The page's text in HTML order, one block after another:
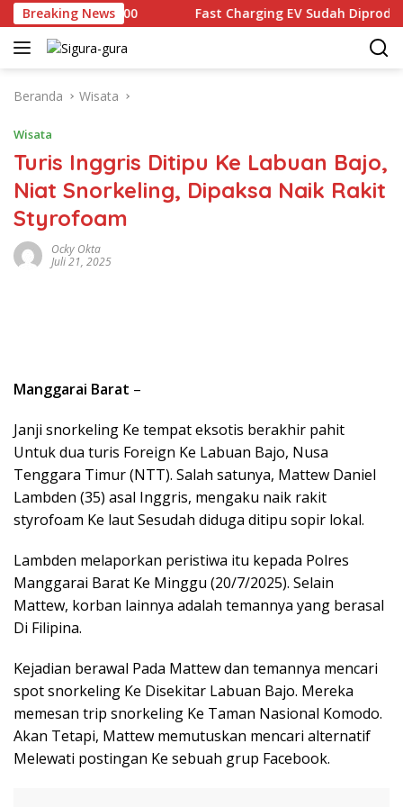
Langsung
ke
konten
Breaking News
Rp2.679.000 Fast Charging EV Sudah Diproduksi
Beranda Wisata
Wisata
Turis Inggris Ditipu Ke Labuan Bajo,
Niat Snorkeling, Dipaksa Naik Rakit
Styrofoam
Ocky Okta
Juli 21, 2025
Manggarai Barat –
Janji snorkeling Ke tempat eksotis berakhir pahit
Untuk dua turis Foreign Ke Labuan Bajo, Nusa
Tenggara Timur (NTT). Salah satunya, Mattew Daniel
Lambden (35) asal Inggris, mengaku naik rakit
styrofoam Ke laut Sesudah diduga ditipu sopir lokal.
Lambden melaporkan peristiwa itu kepada Polres
Manggarai Barat Ke Minggu (20/7/2025). Selain
Mattew, korban lainnya adalah temannya yang berasal
Di Filipina.
Kejadian berawal Pada Mattew dan temannya mencari
spot snorkeling Ke Disekitar Labuan Bajo. Mereka
memesan trip snorkeling Ke Taman Nasional Komodo.
Akan Tetapi, Mattew memutuskan mencari alternatif
Melewati postingan Ke sebuah grup Facebook.